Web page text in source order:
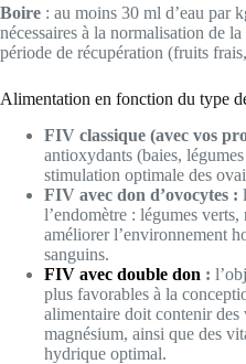
Boire : au moins 30 ml d’eau par
nécessaires à la normalisation de
période de récupération (fruits
Alimentation en fonction du type
FIV classique (avec vos
antioxydants (baies,
stimulation optimale des
FIV avec don d’ovocytes :
l’endomètre : légumes
améliorer l’environnement
sanguins.
FIV avec double don :
plus favorables à la
alimentaire doit contenir
magnésium, ainsi que des
hydrique optimal.